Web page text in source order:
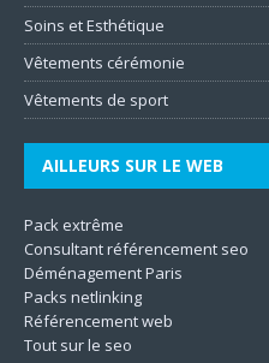
Soins et Esthétique
Vêtements cérémonie
Vêtements de sport
AILLEURS SUR LE WEB
Pack extrême
Consultant référencement seo
Déménagement Paris
Packs netlinking
Référencement web
Tout sur le seo